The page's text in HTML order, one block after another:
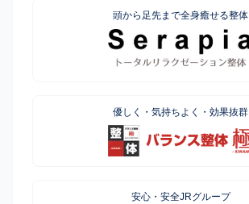
頭から足先まで全身癒せる整体
優しく・気持ちよく・効果抜群
安心・安全JRグループ